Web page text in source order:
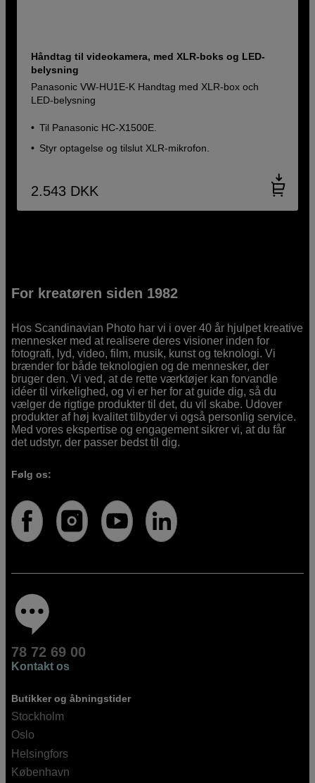
Håndtag til videokamera, med XLR-boks og LED-
belysning
Panasonic VW-HU1E-K Handtag med XLR-box och
LED-belysning
Til Panasonic HC-X1500E.
Styr optagelse og tilslut XLR-mikrofon.
2.543 DKK
For kreatøren siden 1982
Hos Scandinavian Photo har vi i over 40 år hjulpet kreative
mennesker med at realisere deres visioner inden for
fotografi, lyd, video, film, musik, kunst og teknologi. Vi
brænder for både teknologien og de mennesker, der
bruger den. Vi ved, at de rette værktøjer kan forvandle
idéer til virkelighed, og vi er her for at guide dig, så du
vælger de rigtige produkter til det, du vil skabe. Udover
produkter af høj kvalitet tilbyder vi også personlig service.
Med vores ekspertise og engagement sikrer vi, at du får
det udstyr, der passer bedst til dig.
Følg os:
78 72 69 00
Kontakt os
Butikker og åbningstider
Stockholm
Oslo
Helsingfors
København